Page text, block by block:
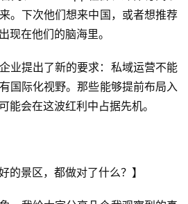
。下次他们想来中国，或者想推荐
现在他们的脑海里。
业提出了新的要求：私域运营不能
国际化视野。那些能够提前布局入
能会在这波红利中占据先机。
的景区，都做对了什么？】